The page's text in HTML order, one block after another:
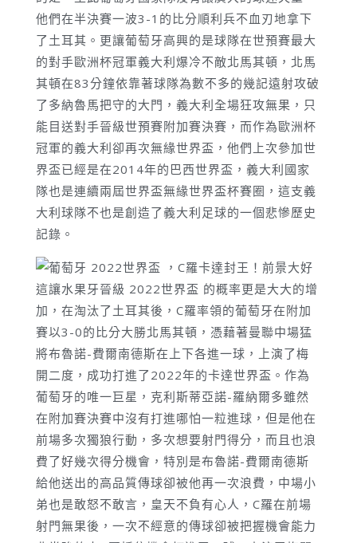
他們在半決賽一波3-1的比分順利兵不血刃地拿下
了土耳其。更讓葡萄牙高興的是球隊在世預賽最大
的對手歐洲杯冠軍義大利爆冷不敵北馬其頓，北馬
其頓在83分鐘依靠著球隊為數不多的幾記遠射攻破
了多納魯馬把守的大門，義大利全場狂攻無果，只
能目送對手晉級世預賽附加賽決賽，而作為歐洲杯
冠軍的義大利卻再次無緣世界盃，他們上次參加世
界盃已經是在2014年的巴西世界盃，義大利國家
隊也是連續兩屆世界盃無緣世界盃杯賽圈，這支義
大利球隊不也是創造了義大利足球的一個悲慘歷史
記錄。
這讓水果牙晉級 2022世界盃 的概率更是大大的增
加，在淘汰了土耳其後，C羅率領的葡萄牙在附加
賽以3-0的比分大勝北馬其頓，憑藉著曼聯中場猛
將布魯諾-費爾南德斯在上下各進一球，上演了梅
開二度，成功打進了2022年的卡達世界盃。作為
葡萄牙的唯一巨星，克利斯蒂亞諾-羅納爾多雖然
在附加賽決賽中沒有打進哪怕一粒進球，但是他在
前場多次獨狼行動，多次想要射門得分，而且也浪
費了好幾次得分機會，特別是布魯諾-費爾南德斯
給他送出的高品質傳球卻被他再一次浪費，中場小
弟也是敢怒不敢言，皇天不負有心人，C羅在前場
射門無果後，一次不經意的傳球卻被把握機會能力